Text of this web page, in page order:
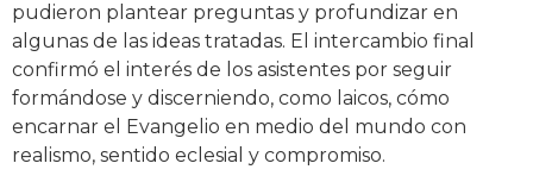
pudieron plantear preguntas y profundizar en
algunas de las ideas tratadas. El intercambio final
confirmó el interés de los asistentes por seguir
formándose y discerniendo, como laicos, cómo
encarnar el Evangelio en medio del mundo con
realismo, sentido eclesial y compromiso.